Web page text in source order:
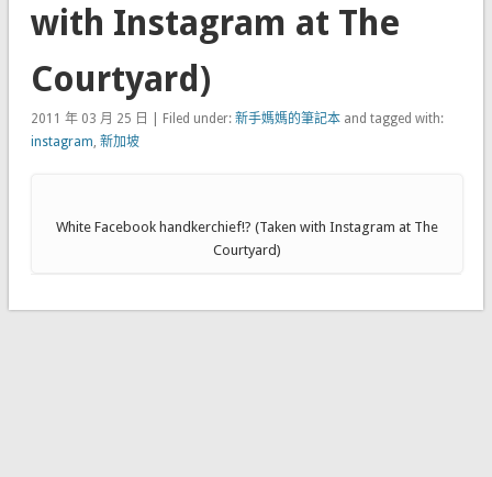
with Instagram at The
Courtyard)
2011 年 03 月 25 日 | Filed under: 新手媽媽的筆記本and tagged with:
instagram 新加坡
White Facebook handkerchief!? (Taken with Instagram at The
Courtyard)